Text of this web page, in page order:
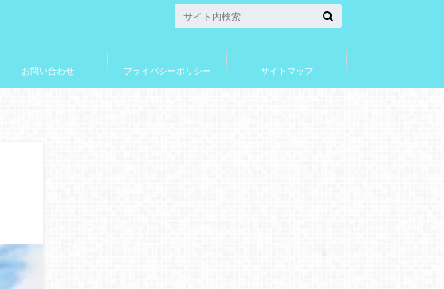
お問い合わせ プライバシーポリシー サイトマップ